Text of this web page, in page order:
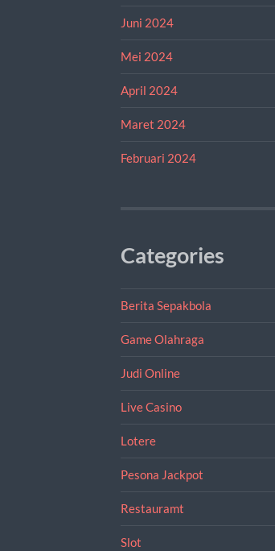
Juni 2024
Mei 2024
April 2024
Maret 2024
Februari 2024
Categories
Berita Sepakbola
Game Olahraga
Judi Online
Live Casino
Lotere
Pesona Jackpot
Restauramt
Slot